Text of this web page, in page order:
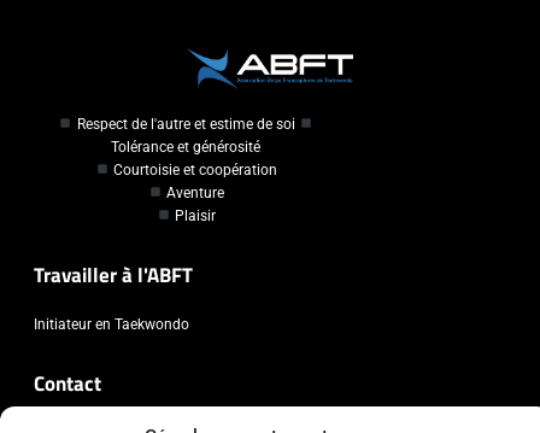
Respect de l'autre et estime de soi
Tolérance et générosité
Courtoisie et coopération
Aventure
Plaisir
Travailler à l'ABFT
Initiateur en Taekwondo
Contact